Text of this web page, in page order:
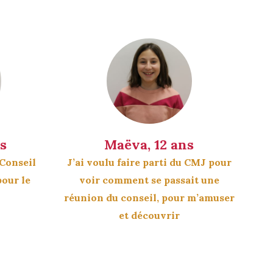
le
Maëva, 12 ans
J’ai voulu faire parti du CMJ pour
voir comment se passait une
réunion du conseil, pour m’amuser
et découvrir